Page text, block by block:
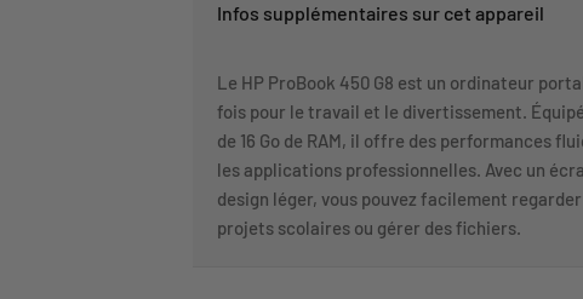
Infos supplémentaires sur cet appareil
Le HP ProBook 450 G8 est un ordinateur
fois pour le travail et le divertissement.
de 16 Go de RAM, il offre des performances
les applications professionnelles. Avec un
design léger, vous pouvez facilement
projets scolaires ou gérer des fichiers.